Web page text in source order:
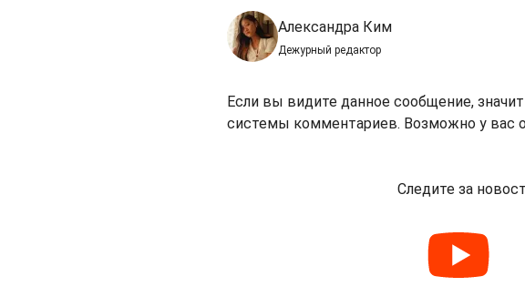
Александра Ким
Дежурный редактор
Если вы видите данное сообщение,
системы комментариев. Возможно у вас
Следите за